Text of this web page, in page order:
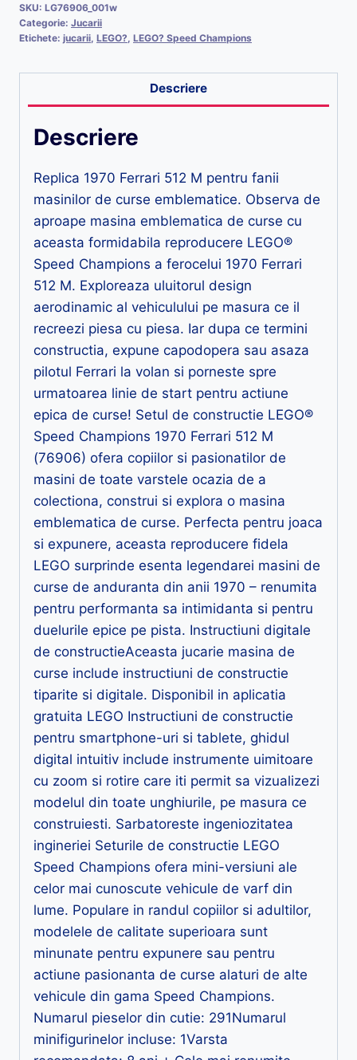
SKU: LG76906_001w
Categorie: Jucarii
Etichete: jucarii LEGO? LEGO? Speed Champions
Descriere
Descriere
Replica 1970 Ferrari 512 M pentru fanii
masinilor de curse emblematice. Observa de
aproape masina emblematica de curse cu
aceasta formidabila reproducere LEGO®
Speed Champions a ferocelui 1970 Ferrari
512 M. Exploreaza uluitorul design
aerodinamic al vehiculului pe masura ce il
recreezi piesa cu piesa. Iar dupa ce termini
constructia, expune capodopera sau asaza
pilotul Ferrari la volan si porneste spre
urmatoarea linie de start pentru actiune
epica de curse! Setul de constructie LEGO®
Speed Champions 1970 Ferrari 512 M
(76906) ofera copiilor si pasionatilor de
masini de toate varstele ocazia de a
colectiona, construi si explora o masina
emblematica de curse. Perfecta pentru joaca
si expunere, aceasta reproducere fidela
LEGO surprinde esenta legendarei masini de
curse de anduranta din anii 1970 – renumita
pentru performanta sa intimidanta si pentru
duelurile epice pe pista. Instructiuni digitale
de constructieAceasta jucarie masina de
curse include instructiuni de constructie
tiparite si digitale. Disponibil in aplicatia
gratuita LEGO Instructiuni de constructie
pentru smartphone-uri si tablete, ghidul
digital intuitiv include instrumente uimitoare
cu zoom si rotire care iti permit sa vizualizezi
modelul din toate unghiurile, pe masura ce
construiesti. Sarbatoreste ingeniozitatea
ingineriei Seturile de constructie LEGO
Speed Champions ofera mini-versiuni ale
celor mai cunoscute vehicule de varf din
lume. Populare in randul copiilor si adultilor,
modelele de calitate superioara sunt
minunate pentru expunere sau pentru
actiune pasionanta de curse alaturi de alte
vehicule din gama Speed Champions.
Numarul pieselor din cutie: 291Numarul
minifigurinelor incluse: 1Varsta